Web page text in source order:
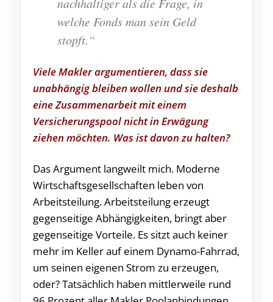
welche Fonds man sein Geld
stopft.“
Viele Makler argumentieren, dass sie
unabhängig bleiben wollen und sie deshalb
eine Zusammenarbeit mit einem
Versicherungspool nicht in Erwägung
ziehen möchten. Was ist davon zu halten?
Das Argument langweilt mich. Moderne
Wirtschaftsgesellschaften leben von
Arbeitsteilung. Arbeitsteilung erzeugt
gegenseitige Abhängigkeiten, bringt aber
gegenseitige Vorteile. Es sitzt auch keiner
mehr im Keller auf einem Dynamo-Fahrrad,
um seinen eigenen Strom zu erzeugen,
oder? Tatsächlich haben mittlerweile rund